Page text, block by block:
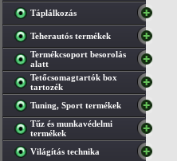
Táplálkozás
Teherautós termékek
Termékcsoport besorolás
alatt
Tetőcsomagtartók box
tartozék
Tuning, Sport termékek
Tűz és munkavédelmi
termékek
Világítás technika